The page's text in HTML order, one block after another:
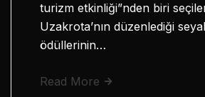
turizm etkinliği”nden biri
Uzakrota’nın düzenlediği
ödüllerinin…
Read More